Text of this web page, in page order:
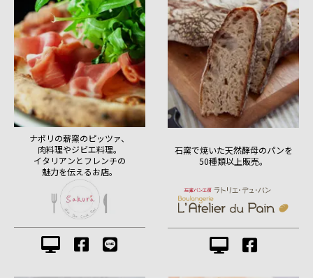
ナポリの薪窯のピッツァ、
肉料理やジビエ料理。
イタリアンとフレンチの
魅力を伝えるお店。
石窯で焼いた天然酵母のパンを
50種類以上販売。